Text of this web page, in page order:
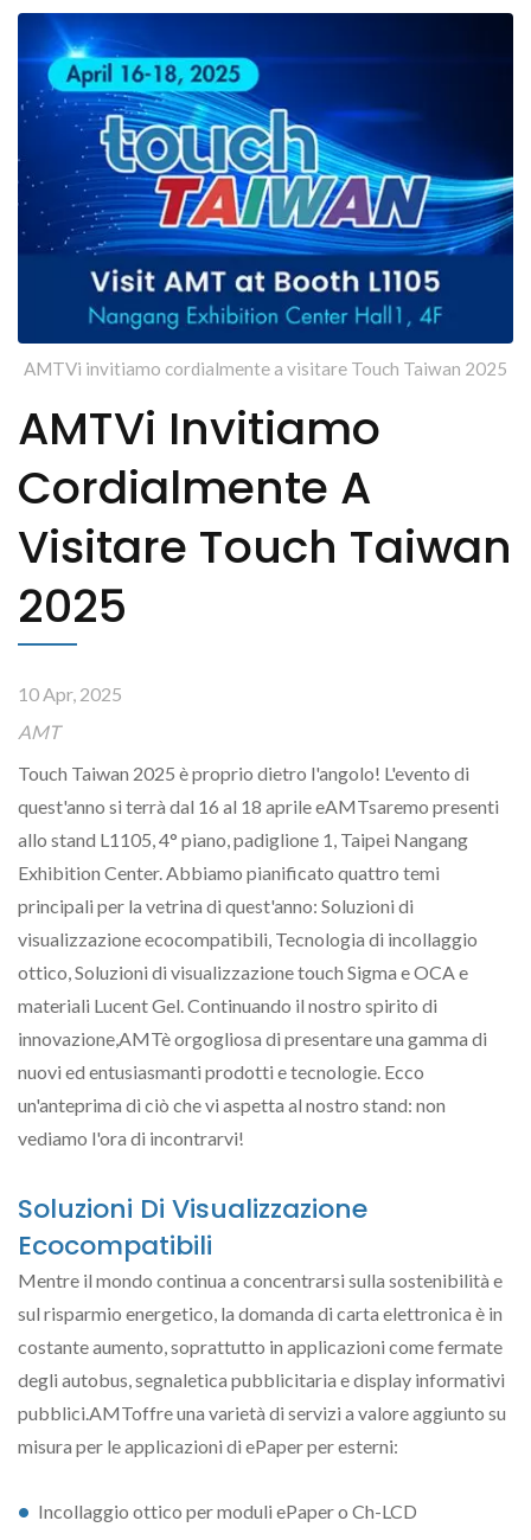
AMTVi invitiamo cordialmente a visitare Touch Taiwan 2025
AMTVi Invitiamo
Cordialmente A
Visitare Touch Taiwan
2025
10 Apr, 2025
AMT
Touch Taiwan 2025 è proprio dietro l'angolo! L'evento di
quest'anno si terrà dal 16 al 18 aprile eAMTsaremo presenti
allo stand L1105, 4° piano, padiglione 1, Taipei Nangang
Exhibition Center. Abbiamo pianificato quattro temi
principali per la vetrina di quest'anno: Soluzioni di
visualizzazione ecocompatibili, Tecnologia di incollaggio
ottico, Soluzioni di visualizzazione touch Sigma e OCA e
materiali Lucent Gel. Continuando il nostro spirito di
innovazione,AMTè orgogliosa di presentare una gamma di
nuovi ed entusiasmanti prodotti e tecnologie. Ecco
un'anteprima di ciò che vi aspetta al nostro stand: non
vediamo l'ora di incontrarvi!
Soluzioni Di Visualizzazione
Ecocompatibili
Mentre il mondo continua a concentrarsi sulla sostenibilità e
sul risparmio energetico, la domanda di carta elettronica è in
costante aumento, soprattutto in applicazioni come fermate
degli autobus, segnaletica pubblicitaria e display informativi
pubblici.AMToffre una varietà di servizi a valore aggiunto su
misura per le applicazioni di ePaper per esterni:
Incollaggio ottico per moduli ePaper o Ch-LCD